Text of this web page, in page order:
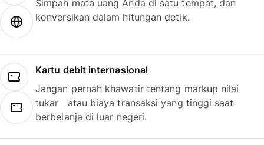
Simpan mata uang Anda di satu tempat, dan
konversikan dalam hitungan detik.
Kartu debit internasional
Jangan pernah khawatir tentang markup nilai
tukar atau biaya transaksi yang tinggi saat
berbelanja di luar negeri.